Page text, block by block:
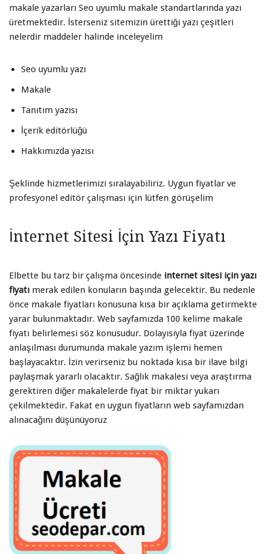
makale yazarları Seo uyumlu makale standartlarında yazı
üretmektedir. İsterseniz sitemizin ürettiği yazı çeşitleri
nelerdir maddeler halinde inceleyelim
Seo uyumlu yazı
Makale
Tanıtım yazısı
İçerik editörlüğü
Hakkımızda yazısı
Şeklinde hizmetlerimizi sıralayabiliriz. Uygun fiyatlar ve
profesyonel editör çalışması için lütfen görüşelim
İnternet Sitesi İçin Yazı Fiyatı
Elbette bu tarz bir çalışma öncesinde internet sitesi için yazı
fiyatı merak edilen konuların başında gelecektir. Bu nedenle
önce makale fiyatları konusuna kısa bir açıklama getirmekte
yarar bulunmaktadır. Web sayfamızda 100 kelime makale
fiyatı belirlemesi söz konusudur. Dolayısıyla fiyat üzerinde
anlaşılması durumunda makale yazım işlemi hemen
başlayacaktır. İzin verirseniz bu noktada kısa bir ilave bilgi
paylaşmak yararlı olacaktır. Sağlık makalesi veya araştırma
gerektiren diğer makalelerde fiyat bir miktar yukarı
çekilmektedir. Fakat en uygun fiyatların web sayfamızdan
alınacağını düşünüyoruz